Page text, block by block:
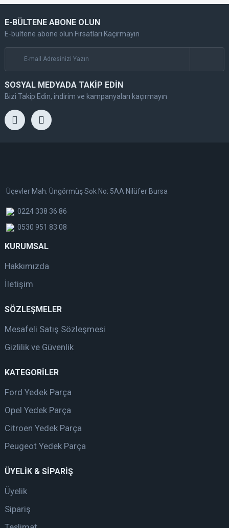
E-BÜLTENE ABONE OLUN
E-bültene abone olun Fırsatları Kaçırmayın
SOSYAL MEDYADA TAKİP EDİN
Bizi Takip Edin, indirim ve kampanyaları kaçırmayın
Üçevler Mah. Üngörmüş Sok No: 5AA Nilüfer Bursa
0224 338 36 86
0530 951 83 08
KURUMSAL
Hakkımızda
İletişim
SÖZLEŞMELER
Mesafeli Satış Sözleşmesi
Gizlilik ve Güvenlik
KATEGORİLER
Ford Yedek Parça
Opel Yedek Parça
Citroen Yedek Parça
Peugeot Yedek Parça
ÜYELİK & SİPARİŞ
Üyelik
Sipariş